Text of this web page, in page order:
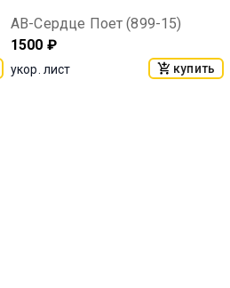
АВ-Сердце Поет (899-15)
1500 ₽
укор. лист купить